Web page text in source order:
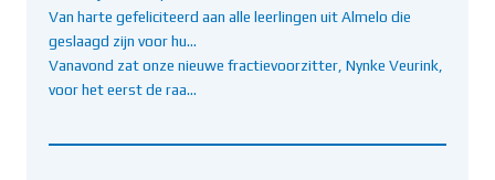
Van harte gefeliciteerd aan alle leerlingen uit Almelo die
geslaagd zijn voor hu…
Vanavond zat onze nieuwe fractievoorzitter, Nynke Veurink,
voor het eerst de raa…